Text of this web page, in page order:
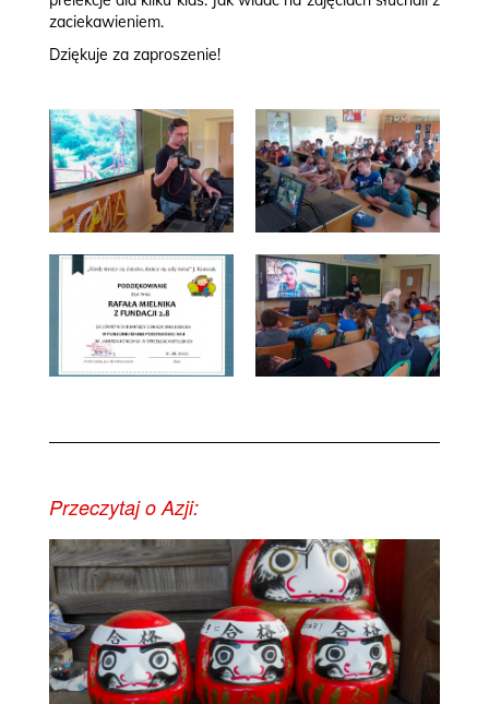
zaciekawieniem.
Dziękuje za zaproszenie!
Przeczytaj o Azji: